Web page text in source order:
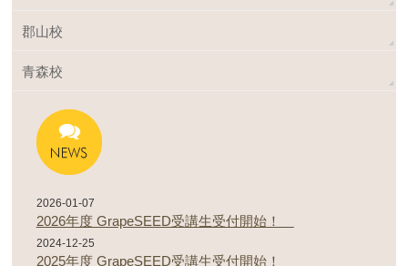
郡山校
青森校
2026-01-07
2026年度 GrapeSEED受講生受付開始！
2024-12-25
2025年度 GrapeSEED受講生受付開始！